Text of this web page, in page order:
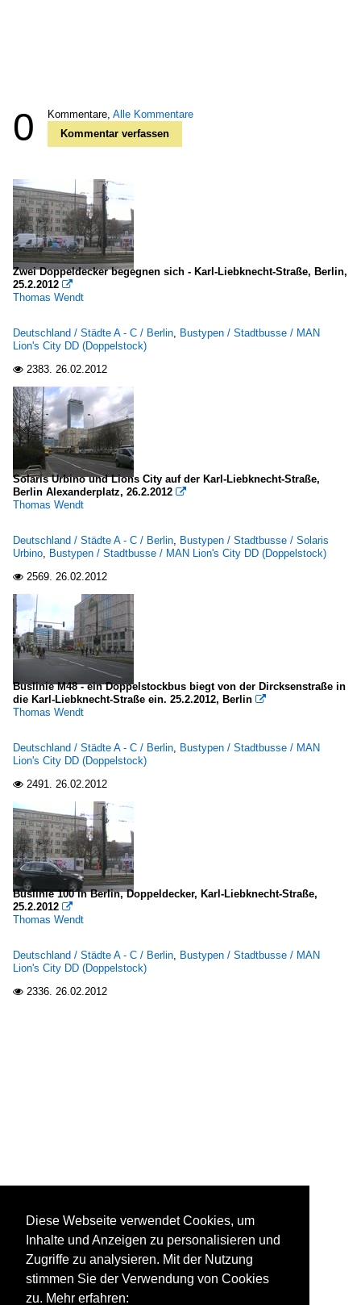
0 Kommentare, Alle Kommentare
Kommentar verfassen
Zwei Doppeldecker begegnen sich - Karl-Liebknecht-Straße, Berlin,
25.2.2012 
Thomas Wendt
Deutschland / Städte A - C / Berlin, Bustypen / Stadtbusse / MAN
Lion's City DD (Doppelstock)
 2383. 26.02.2012
Solaris Urbino und Lions City auf der Karl-Liebknecht-Straße,
Berlin Alexanderplatz, 26.2.2012 
Thomas Wendt
Deutschland / Städte A - C / Berlin, Bustypen / Stadtbusse / Solaris
Urbino, Bustypen / Stadtbusse / MAN Lion's City DD (Doppelstock)
 2569. 26.02.2012
Buslinie M48 - ein Doppelstockbus biegt von der Dircksenstraße in
die Karl-Liebknecht-Straße ein. 25.2.2012, Berlin 
Thomas Wendt
Deutschland / Städte A - C / Berlin, Bustypen / Stadtbusse / MAN
Lion's City DD (Doppelstock)
 2491. 26.02.2012
Buslinie 100 in Berlin, Doppeldecker, Karl-Liebknecht-Straße,
25.2.2012 
Thomas Wendt
Deutschland / Städte A - C / Berlin, Bustypen / Stadtbusse / MAN
Lion's City DD (Doppelstock)
 2336. 26.02.2012
Diese Webseite verwendet Cookies, um
Inhalte und Anzeigen zu personalisieren und
Zugriffe zu analysieren. Mit der Nutzung
stimmen Sie der Verwendung von Cookies
zu. Mehr erfahren: